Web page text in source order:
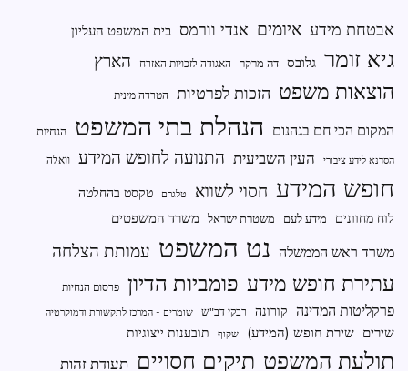
אבטחת מידע איומים אנדי וורמס בית המשפט העליון
גיא זומר גלובס דה מרקר האגודה לזכויות האזרח הארץ
הוצאות משפט הזכות לפרטיות הטרדה מינית
המקום הכי חם בגהנום הנהלת בתי המשפט הנחיות
הסדנא לידע ציבורי העין השביעית התנועה לחופש המידע וואלה
חופש המידע חסוי לשווא טלגרם
טקסט בהחלטה
לוח מחוונים
מידע לעם משטרת ישראל משרד המשפטים
משרד ראש הממשלה נט המשפט עמותת הצלחה
עתירת חופש מידע פומביות הדיון פרסום הנחיות
פרקליטות המדינה קורונה רבקי דב"ש שומרים - המרכז לתקשורת ודמוקרטיה
שירים שירת חופש (המידע) שקוף תובענות ייצוגיות
תולעת המשפט תיקים חסויים תעודת זהות